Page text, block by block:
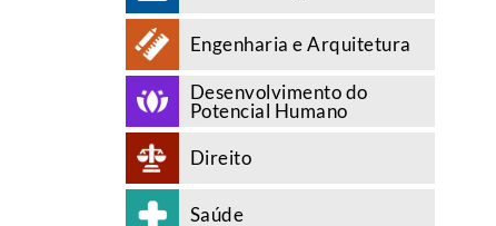
Engenharia e Arquitetura
Desenvolvimento do
Potencial Humano
Direito
Saúde